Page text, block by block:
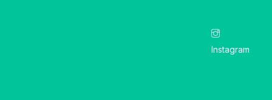
Instagram